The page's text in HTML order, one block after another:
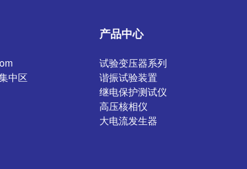
中区
产品中心
试验变压器系列
谐振试验装置
继电保护测试仪
高压核相仪
大电流发生器